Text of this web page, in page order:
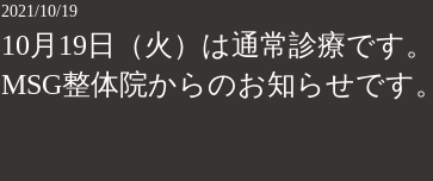
2021/10/19
10月19日（火）は通常診療です
MSG整体院からのお知らせです。